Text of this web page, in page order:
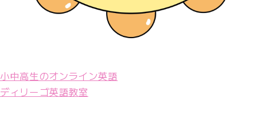
小中高生のオンライン英語
ディリーゴ英語教室